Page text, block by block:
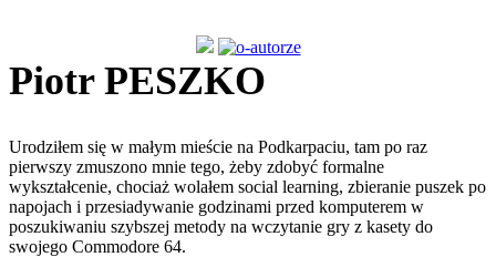
Piotr PESZKO
Urodziłem się w małym mieście na Podkarpaciu, tam po raz
pierwszy zmuszono mnie tego, żeby zdobyć formalne
wykształcenie, chociaż wolałem social learning, zbieranie puszek po
napojach i przesiadywanie godzinami przed komputerem w
poszukiwaniu szybszej metody na wczytanie gry z kasety do
swojego Commodore 64.